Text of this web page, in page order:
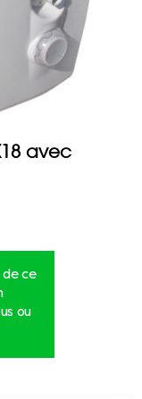
avec
de ce
ou